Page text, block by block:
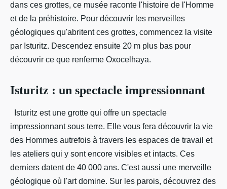
dans ces grottes, ce musée raconte l'histoire de l'Homme
et de la préhistoire. Pour découvrir les merveilles
géologiques qu'abritent ces grottes, commencez la visite
par Isturitz. Descendez ensuite 20 m plus bas pour
découvrir ce que renferme Oxocelhaya.
Isturitz : un spectacle impressionnant
Isturitz est une grotte qui offre un spectacle
impressionnant sous terre. Elle vous fera découvrir la vie
des Hommes autrefois à travers les espaces de travail et
les ateliers qui y sont encore visibles et intacts. Ces
derniers datent de 40 000 ans. C'est aussi une merveille
géologique où l'art domine. Sur les parois, découvrez des